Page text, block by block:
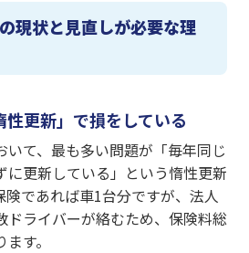
現状と見直しが必要な理
更新」で損をしている
いて、最も多い問題が「毎年同じ
に更新している」という惰性更新
であれば車1台分ですが、法人
ドライバーが絡むため、保険料総
す。